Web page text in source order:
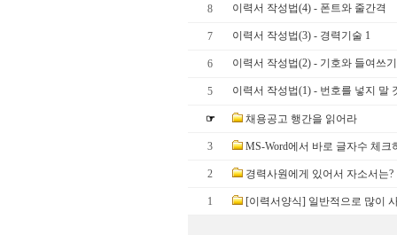
8 이력서 작성법(4) - 폰트와 줄간격
7 이력서 작성법(3) - 경력기술 1
6 이력서 작성법(2) - 기호와 들여쓰
5 이력서 작성법(1) - 번호를 넣지 말
☞ 채용공고 행간을 읽어라
3 MS-Word에서 바로 글자수 체크
2 경력사원에게 있어서 자소서는?
1 [이력서양식] 일반적으로 많이